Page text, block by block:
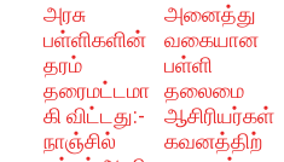
அரசு
பள்ளிகளின்
தரம்
தரைமட்டமா
கி விட்டது:-
நாஞ்சில்
அனைத்து
வகையான
பள்ளி
தலைமை
ஆசிரியர்கள்
கவனத்திற்